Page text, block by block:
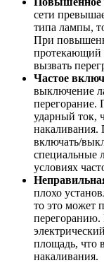
сети
типа лампы,
При
протекающий
вызвать
Частое
выключение
перегорание.
ударный ток,
накаливания.
включать/
специальные
условиях
плохо
то это может
перегоранию.
площадь, что
накаливания.